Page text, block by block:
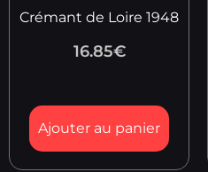
Crémant de Loire 1948
16.85€
Ajouter au panier